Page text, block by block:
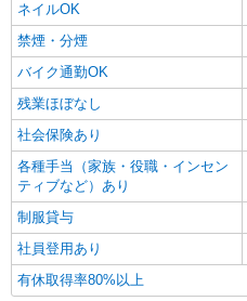
ネイルOK
禁煙・分煙
バイク通勤OK
残業ほぼなし
社会保険あり
各種手当（家族・役職・インセン
ティブなど）あり
制服貸与
社員登用あり
有休取得率80%以上